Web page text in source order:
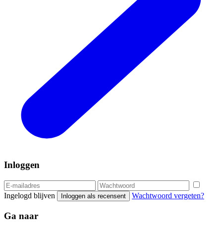
Inloggen
Ingelogd blijven Inloggen als recensent Wachtwoord vergeten?
Ga naar